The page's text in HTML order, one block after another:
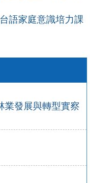
業發展與轉型實察
台語家庭意識培力課